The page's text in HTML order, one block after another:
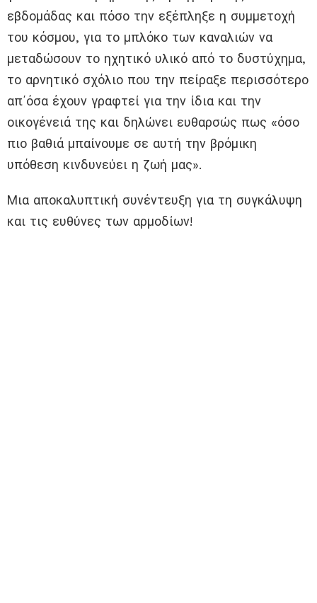
εβδομάδας και πόσο την εξέπληξε η συμμετοχή
του κόσμου, για το μπλόκο των καναλιών να
μεταδώσουν το ηχητικό υλικό από το δυστύχημα,
το αρνητικό σχόλιο που την πείραξε περισσότερο
απ΄όσα έχουν γραφτεί για την ίδια και την
οικογένειά της και δηλώνει ευθαρσώς πως «όσο
πιο βαθιά μπαίνουμε σε αυτή την βρόμικη
υπόθεση κινδυνεύει η ζωή μας».
Μια αποκαλυπτική συνέντευξη για τη συγκάλυψη
και τις ευθύνες των αρμοδίων!